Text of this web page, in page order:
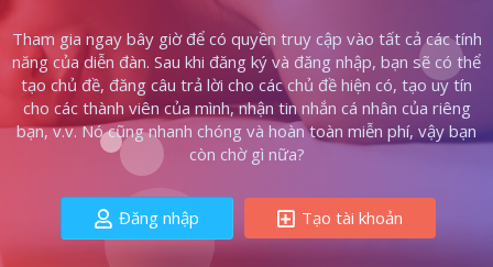
Tham gia ngay bây giờ để có quyền truy cập vào tất cả các tính
năng của diễn đàn. Sau khi đăng ký và đăng nhập, bạn sẽ có thể
tạo chủ đề, đăng câu trả lời cho các chủ đề hiện có, tạo uy tín
cho các thành viên của mình, nhận tin nhắn cá nhân của riêng
bạn, v.v. Nó cũng nhanh chóng và hoàn toàn miễn phí, vậy bạn
còn chờ gì nữa?
Đăng nhập Tạo tài khoản